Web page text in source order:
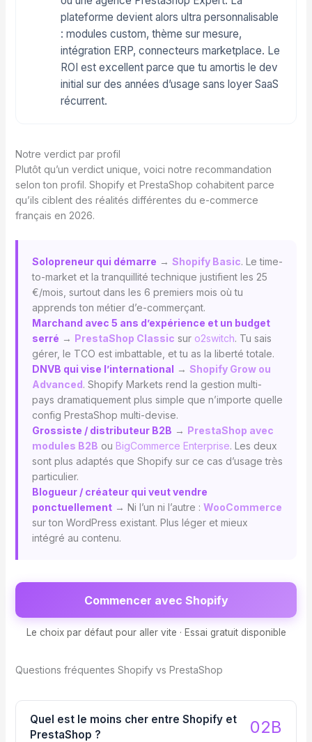
plateforme devient alors ultra personnalisable
: modules custom, thème sur mesure,
intégration ERP, connecteurs marketplace. Le
ROI est excellent parce que tu amortis le dev
initial sur des années d’usage sans loyer SaaS
récurrent.
Notre verdict par profil
Plutôt qu’un verdict unique, voici notre recommandation
selon ton profil. Shopify et PrestaShop cohabitent parce
qu’ils ciblent des réalités différentes du e-commerce
français en 2026.
Solopreneur qui démarre → Shopify Basic. Le time-
to-market et la tranquillité technique justifient les 25
€/mois, surtout dans les 6 premiers mois où tu
apprends ton métier d’e-commerçant.
Marchand avec 5 ans d’expérience et un budget
serré → PrestaShop Classic sur o2switch. Tu sais
gérer, le TCO est imbattable, et tu as la liberté totale.
DNVB qui vise l’international → Shopify Grow ou
Advanced. Shopify Markets rend la gestion multi-
pays dramatiquement plus simple que n’importe quelle
config PrestaShop multi-devise.
Grossiste / distributeur B2B → PrestaShop avec
modules B2B ou BigCommerce Enterprise. Les deux
sont plus adaptés que Shopify sur ce cas d’usage très
particulier.
Blogueur / créateur qui veut vendre
ponctuellement→ Ni l’un ni l’autre : WooCommerce
sur ton WordPress existant. Plus léger et mieux
intégré au contenu.
Commencer avec Shopify
Le choix par défaut pour aller vite · Essai gratuit disponible
Questions fréquentes Shopify vs PrestaShop
Quel est le moins cher entre Shopify et
PrestaShop ?